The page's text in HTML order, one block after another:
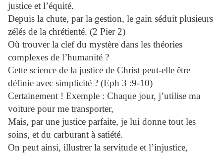
justice et l’équité.
Depuis la chute, par la gestion, le gain séduit plusieurs
zélés de la chrétienté. (2 Pier 2)
Où trouver la clef du mystère dans les théories
complexes de l’humanité ?
Cette science de la justice de Christ peut-elle être
définie avec simplicité ? (Eph 3 :9-10)
Certainement ! Exemple : Chaque jour, j’utilise ma
voiture pour me transporter,
Mais, par une justice parfaite, je lui donne tout les
soins, et du carburant à satiété.
On peut ainsi, illustrer la servitude et l’injustice,